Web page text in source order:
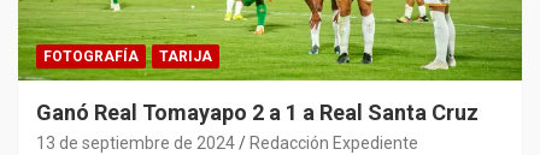
FOTOGRAFÍA TARIJA
Ganó Real Tomayapo 2 a 1 a Real Santa Cruz
13 de septiembre de 2024 Redacción Expediente